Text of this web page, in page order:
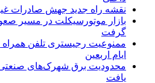
نقشه راه جدید جهش صادرات
بازار موتورسیکلت در مسیر
گرفت
ممنوعیت رجیستری تلفن همراه
ایام اربعین
محدودیت برق شهرک‌های
یافت